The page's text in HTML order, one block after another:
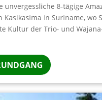
unvergessliche 8-tägige
Kasikasima in Suriname, wo
Kultur der Trio- und